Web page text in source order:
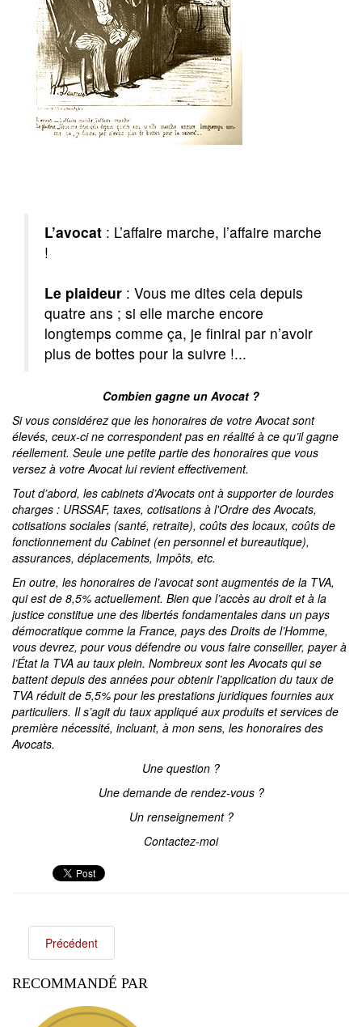
L’avocat : L’affaire marche, l’affaire marche
!
Le plaideur : Vous me dites cela depuis
quatre ans ; si elle marche encore
longtemps comme ça, je finirai par n’avoir
plus de bottes pour la suivre !...
Combien gagne un Avocat ?
Si vous considérez que les honoraires de votre Avocat sont
élevés, ceux-ci ne correspondent pas en réalité à ce qu’il gagne
réellement. Seule une petite partie des honoraires que vous
versez à votre Avocat lui revient effectivement.
Tout d’abord, les cabinets d’Avocats ont à supporter de lourdes
charges : URSSAF, taxes, cotisations à l'Ordre des Avocats,
cotisations sociales (santé, retraite), coûts des locaux, coûts de
fonctionnement du Cabinet (en personnel et bureautique),
assurances, déplacements, Impôts, etc.
En outre, les honoraires de l’avocat sont augmentés de la TVA,
qui est de 8,5% actuellement. Bien que l’accès au droit et à la
justice constitue une des libertés fondamentales dans un pays
démocratique comme la France, pays des Droits de l’Homme,
vous devrez, pour vous défendre ou vous faire conseiller, payer à
l’État la TVA au taux plein. Nombreux sont les Avocats qui se
battent depuis des années pour obtenir l’application du taux de
TVA réduit de 5,5% pour les prestations juridiques fournies aux
particuliers. Il s’agit du taux appliqué aux produits et services de
première nécessité, incluant, à mon sens, les honoraires des
Avocats.
Une question ?
Une demande de rendez-vous ?
Un renseignement ?
Contactez-moi
Précédent
RECOMMANDÉ PAR